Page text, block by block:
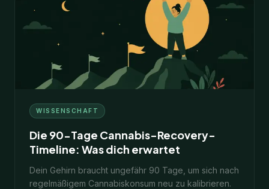
22. Januar 2026
WISSENSCHAFT
Die 90-Tage Cannabis-Recovery-
Timeline: Was dich erwartet
Dein Gehirn braucht ungefähr 90 Tage, um sich nach
regelmäßigem Cannabiskonsum neu zu kalibrieren.